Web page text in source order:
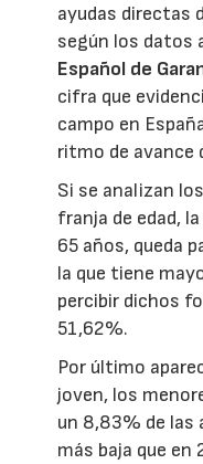
ayudas directas
según los datos
Español de
cifra que
campo en
ritmo de avance
Si se analizan
franja de edad,
65 años, queda
la que tiene
percibir dichos
51,62%.
Por último
joven, los
un 8,83% de las
más baja que en